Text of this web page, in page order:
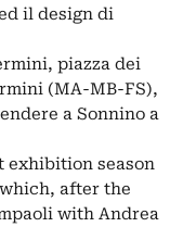
il design di
piazza dei
(MA-MB-FS),
a Sonnino a
exhibition season
after the
with Andrea